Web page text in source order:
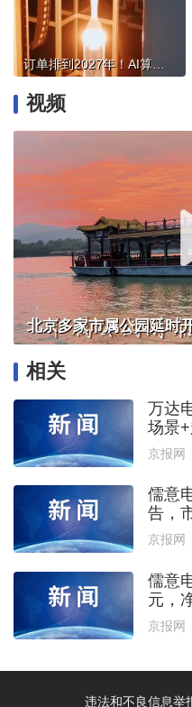
订单排到2027年！AI算力需求拉动光纤光缆企业“爆单潮”
视频
相关
万达
场景
京报网
儒意
告，
京报网
儒意
元，
盈
京报网
违法和不良信息举